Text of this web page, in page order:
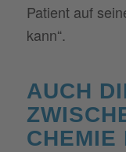
Patient auf
kann“.
AUCH
CHEMIE